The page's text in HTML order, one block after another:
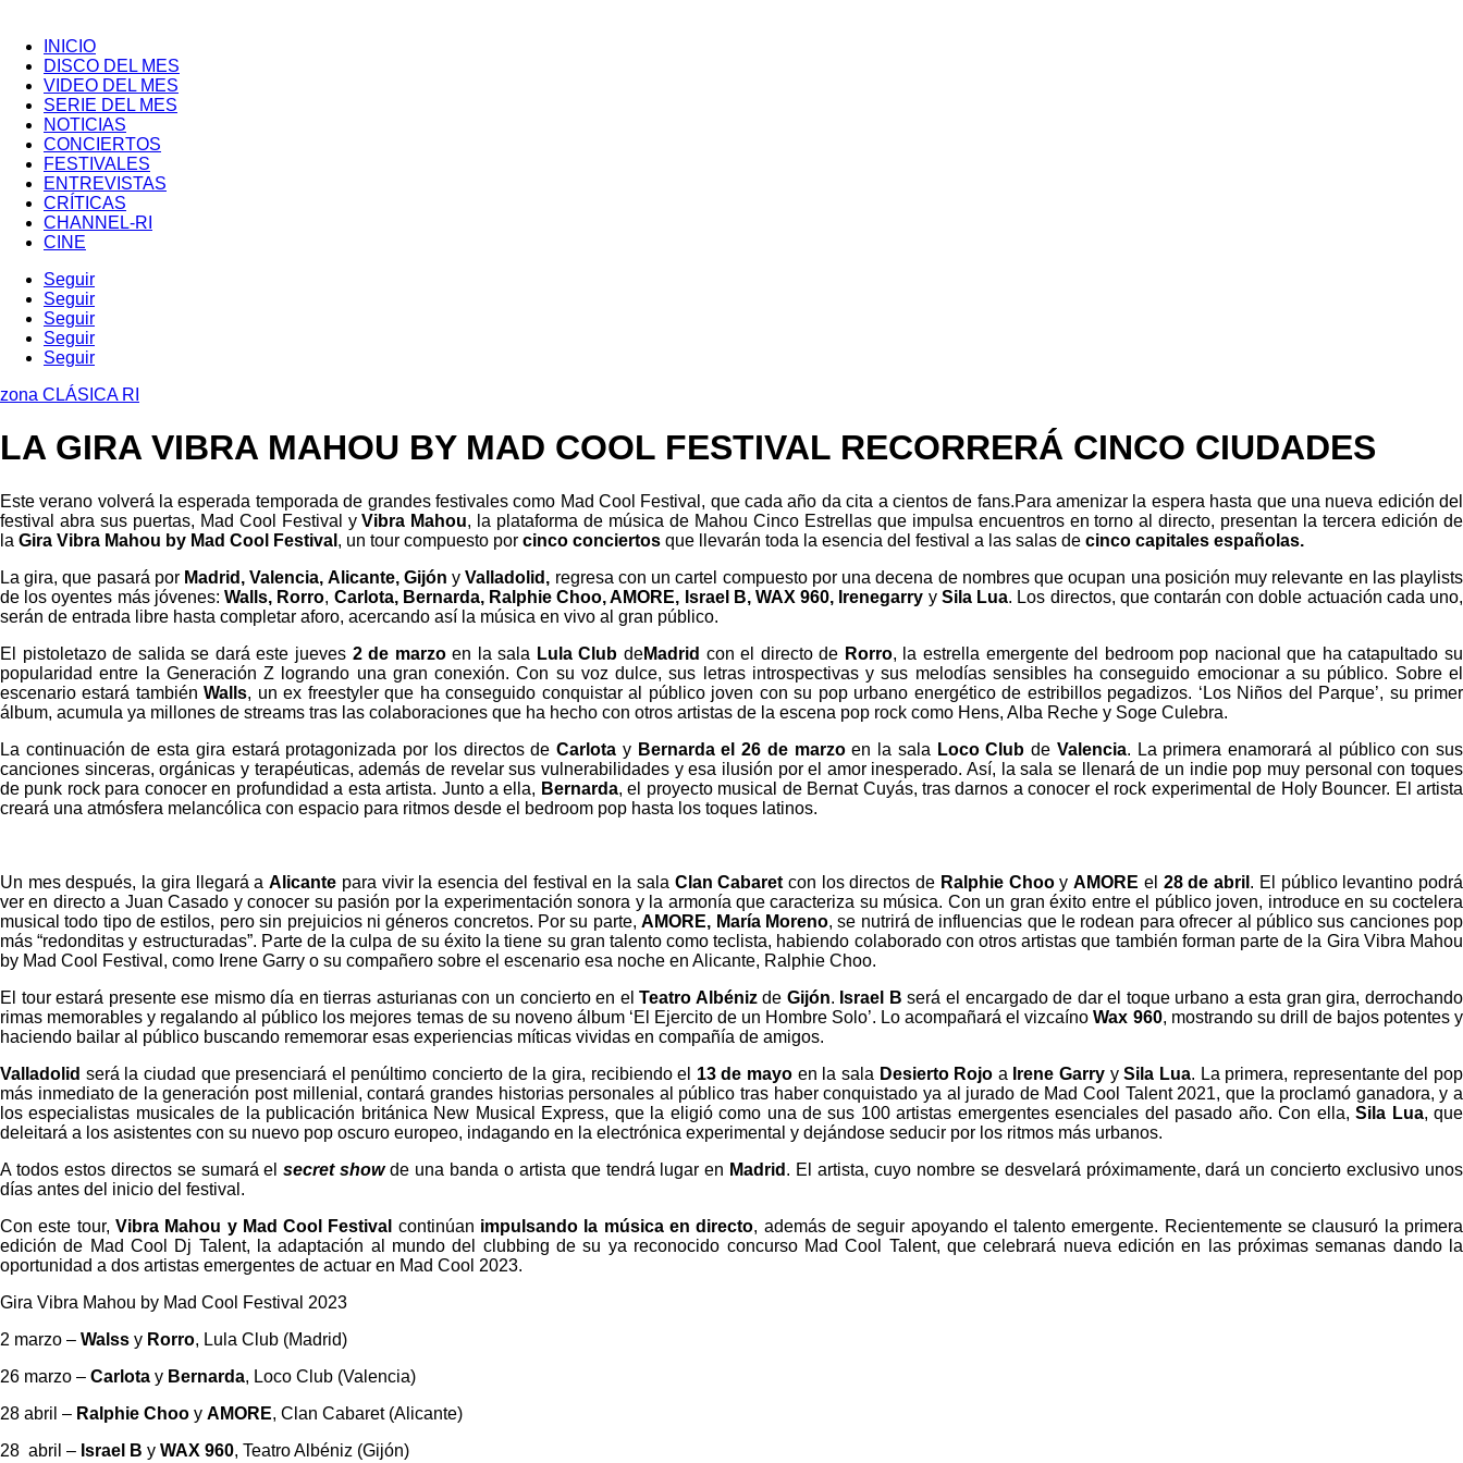
INICIO
DISCO DEL MES
VIDEO DEL MES
SERIE DEL MES
NOTICIAS
CONCIERTOS
FESTIVALES
ENTREVISTAS
CRÍTICAS
CHANNEL-RI
CINE
Seguir
Seguir
Seguir
Seguir
Seguir
zona CLÁSICA RI
LA GIRA VIBRA MAHOU BY MAD COOL FESTIVAL RECORRERÁ CINCO CIUDADES
Este verano volverá la esperada temporada de grandes festivales como Mad Cool Festival, que cada año da cita a cientos de fans.Para amenizar la espera hasta que una nueva edición del
festival abra sus puertas, Mad Cool Festival yVibra Mahou, la plataforma de música de Mahou Cinco Estrellas que impulsa encuentros en torno al directo, presentan la tercera edición de
la Gira Vibra Mahou by Mad Cool Festival , un tour compuesto por cinco conciertos que llevarán toda la esencia del festival a las salas de cinco capitales españolas.
La gira, que pasará por Madrid, Valencia, Alicante, Gijóny Valladolid, regresa con un cartel compuesto por una decena de nombres que ocupan una posición muy relevante en las playlists
de los oyentes más jóvenes:Walls, Rorro, Carlota, Bernarda, Ralphie Choo, AMORE, Israel B, WAX 960, Irenegarry ySila Lua. Los directos, que contarán con doble actuación cada uno,
serán de entrada libre hasta completar aforo, acercando así la música en vivo al gran público.
El pistoletazo de salida se dará este jueves 2 de marzoen la sala Lula Club deMadrid con el directo de Rorro, la estrella emergente del bedroom pop nacional que ha catapultado su
popularidad entre la Generación Z logrando una gran conexión. Con su voz dulce, sus letras introspectivas y sus melodías sensibles ha conseguido emocionar a su público. Sobre el
escenario estará tambiénWalls, un ex freestyler que ha conseguido conquistar al público joven con su pop urbano energético de estribillos pegadizos. ‘Los Niños del Parque’, su primer
álbum, acumula ya millones de streams tras las colaboraciones que ha hecho con otros artistas de la escena pop rock como Hens, Alba Reche y Soge Culebra.
La continuación de esta gira estará protagonizada por los directos deCarlota y Bernarda el 26 de marzoen la sala Loco Club de Valencia. La primera enamorará al público con sus
canciones sinceras, orgánicas y terapéuticas, además de revelar sus vulnerabilidades y esa ilusión por el amor inesperado. Así, la sala se llenará de un indie pop muy personal con toques
de punk rock para conocer en profundidad a esta artista. Junto a ella, Bernarda, el proyecto musical de Bernat Cuyás, tras darnos a conocer el rock experimental de Holy Bouncer. El artista
creará una atmósfera melancólica con espacio para ritmos desde el bedroom pop hasta los toques latinos.
Un mes después, la gira llegará aAlicante para vivir la esencia del festival en la sala Clan Cabaret con los directos de Ralphie ChooyAMORE el 28 de abril . El público levantino podrá
ver en directo a Juan Casado y conocer su pasión por la experimentación sonora y la armonía que caracteriza su música. Con un gran éxito entre el público joven, introduce en su coctelera
musical todo tipo de estilos, pero sin prejuicios ni géneros concretos. Por su parte,AMORE, María Moreno, se nutrirá de influencias que le rodean para ofrecer al público sus canciones pop
más “redonditas y estructuradas”. Parte de la culpa de su éxito la tiene su gran talento como teclista, habiendo colaborado con otros artistas que también forman parte de la Gira Vibra Mahou
by Mad Cool Festival, como Irene Garry o su compañero sobre el escenario esa noche en Alicante, Ralphie Choo.
El tour estará presente ese mismo día en tierras asturianas con un concierto en elTeatro Albénizde Gijón. Israel B será el encargado de dar el toque urbano a esta gran gira, derrochando
rimas memorables y regalando al público los mejores temas de su noveno álbum ‘El Ejercito de un Hombre Solo’. Lo acompañará el vizcaínoWax 960, mostrando su drill de bajos potentes y
haciendo bailar al público buscando rememorar esas experiencias míticas vividas en compañía de amigos.
Valladolid será la ciudad que presenciará el penúltimo concierto de la gira, recibiendo el 13 de mayo en la sala Desierto Rojo a Irene Garry ySila Lua. La primera, representante del pop
más inmediato de la generación post millenial, contará grandes historias personales al público tras haber conquistado ya al jurado de Mad Cool Talent 2021, que la proclamó ganadora, y a
los especialistas musicales de la publicación británica New Musical Express, que la eligió como una de sus 100 artistas emergentes esenciales del pasado año. Con ella,Sila Lua, que
deleitará a los asistentes con su nuevo pop oscuro europeo, indagando en la electrónica experimental y dejándose seducir por los ritmos más urbanos.
A todos estos directos se sumará elsecret showde una banda o artista que tendrá lugar en Madrid . El artista, cuyo nombre se desvelará próximamente, dará un concierto exclusivo unos
días antes del inicio del festival.
Con este tour, Vibra Mahou y Mad Cool Festival continúan impulsando la música en directo, además de seguir apoyando el talento emergente. Recientemente se clausuró la primera
edición de Mad Cool Dj Talent, la adaptación al mundo del clubbing de su ya reconocido concurso Mad Cool Talent, que celebrará nueva edición en las próximas semanas dando la
oportunidad a dos artistas emergentes de actuar en Mad Cool 2023.
Gira Vibra Mahou by Mad Cool Festival 2023
2 marzo – Walss y Rorro, Lula Club (Madrid)
26 marzo – Carlota y Bernarda, Loco Club (Valencia)
28 abril – Ralphie Choo y AMORE, Clan Cabaret (Alicante)
28 abril – Israel B y WAX 960, Teatro Albéniz (Gijón)